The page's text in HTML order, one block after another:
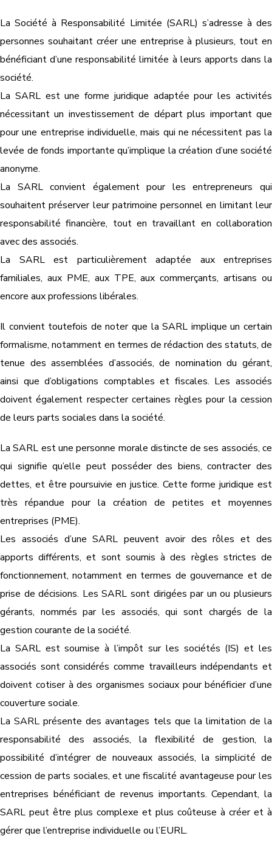
La Société à Responsabilité Limitée (SARL) s’adresse à des
personnes souhaitant créer une entreprise à plusieurs, tout en
bénéficiant d’une responsabilité limitée à leurs apports dans la
société.
La SARL est une forme juridique adaptée pour les activités
nécessitant un investissement de départ plus important que
pour une entreprise individuelle, mais qui ne nécessitent pas la
levée de fonds importante qu’implique la création d’une société
anonyme.
La SARL convient également pour les entrepreneurs qui
souhaitent préserver leur patrimoine personnel en limitant leur
responsabilité financière, tout en travaillant en collaboration
avec des associés.
La SARL est particulièrement adaptée aux entreprises
familiales, aux PME, aux TPE, aux commerçants, artisans ou
encore aux professions libérales.
Il convient toutefois de noter que la SARL implique un certain
formalisme, notamment en termes de rédaction des statuts, de
tenue des assemblées d’associés, de nomination du gérant,
ainsi que d’obligations comptables et fiscales. Les associés
doivent également respecter certaines règles pour la cession
de leurs parts sociales dans la société.
La SARL est une personne morale distincte de ses associés, ce
qui signifie qu’elle peut posséder des biens, contracter des
dettes, et être poursuivie en justice. Cette forme juridique est
très répandue pour la création de petites et moyennes
entreprises (PME).
Les associés d’une SARL peuvent avoir des rôles et des
apports différents, et sont soumis à des règles strictes de
fonctionnement, notamment en termes de gouvernance et de
prise de décisions. Les SARL sont dirigées par un ou plusieurs
gérants, nommés par les associés, qui sont chargés de la
gestion courante de la société.
La SARL est soumise à l’impôt sur les sociétés (IS) et les
associés sont considérés comme travailleurs indépendants et
doivent cotiser à des organismes sociaux pour bénéficier d’une
couverture sociale.
La SARL présente des avantages tels que la limitation de la
responsabilité des associés, la flexibilité de gestion, la
possibilité d’intégrer de nouveaux associés, la simplicité de
cession de parts sociales, et une fiscalité avantageuse pour les
entreprises bénéficiant de revenus importants. Cependant, la
SARL peut être plus complexe et plus coûteuse à créer et à
gérer que l’entreprise individuelle ou l’EURL.